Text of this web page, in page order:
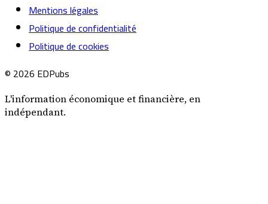
Mentions légales
Politique de confidentialité
Politique de cookies
© 2026 EDPubs
L'information économique et financière, en
indépendant.